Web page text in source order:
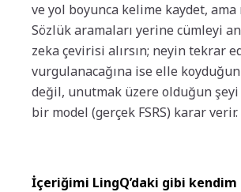
ve yol boyunca kelime kaydet, ama
Sözlük aramaları yerine cümleyi
zeka çevirisi alırsın; neyin tekrar
vurgulanacağına ise elle
değil, unutmak üzere olduğun
bir model (gerçek FSRS) karar verir.
İçeriğimi LingQ’daki gibi kendim